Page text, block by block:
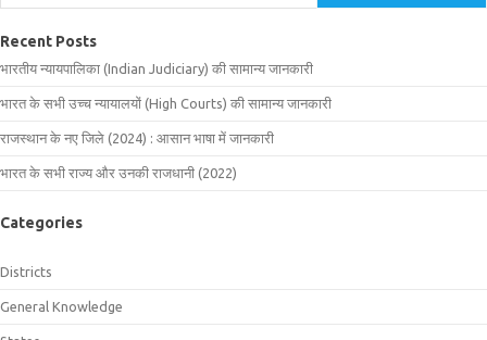
Recent Posts
भारतीय न्यायपालिका (Indian Judiciary) की सामान्य जानकारी
भारत के सभी उच्च न्यायालयों (High Courts) की सामान्य जानकारी
राजस्थान के नए जिले (2024) : आसान भाषा में जानकारी
भारत के सभी राज्य और उनकी राजधानी (2022)
Categories
Districts
General Knowledge